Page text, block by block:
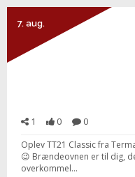
7. aug.
1 0 0
Oplev TT21 Classic fra
😉 Brændeovnen er til dig,
overkommel...